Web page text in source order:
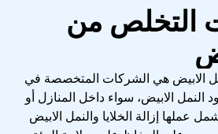
التخلص من
الابيض هي الشركات المتخصصة في
الابيض، سواء داخل المنازل أو
عملها إزالة الخلايا والنمل الابيض